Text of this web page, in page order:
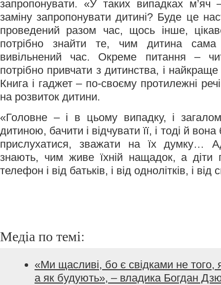
запропонувати. «У таких випадках м’яч
заміну запропонувати дитині? Буде це
проведений разом час, щось інше,
потрібно знайти те, чим дитина
вивільнений час. Окреме питання –
потрібно привчати з дитинства, і
Книга і гаджет – по-своєму протилежні
на розвиток дитини.
«Головне – і в цьому випадку, і
дитиною, бачити і відчувати її, і тоді й
прислухатися, зважати на їх думку…
знають, чим живе їхній нащадок, а діти
телефон і від батьків, і від однолітків, і від
Медіа по темі:
«Ми щасливі, бо є свідками не того,
а як будують», – владика Богдан